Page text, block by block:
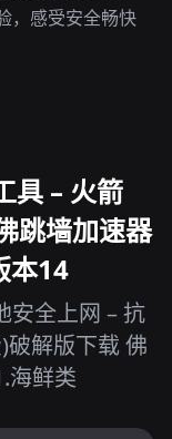
，感受安全畅快
具 – 火箭
跳墙加速器
本14
安全上网 – 抗
解版下载 佛
海鲜类